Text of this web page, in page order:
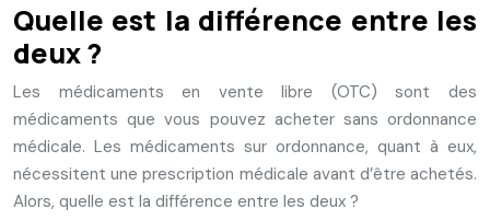
Quelle est la différence entre les
deux ?
Les médicaments en vente libre (OTC) sont des
médicaments que vous pouvez acheter sans ordonnance
médicale. Les médicaments sur ordonnance, quant à eux,
nécessitent une prescription médicale avant d’être achetés.
Alors, quelle est la différence entre les deux ?